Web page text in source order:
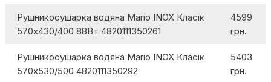
Рушникосушарка водяна Mario INOX Класік
570х430/400 88Вт 4820111350261
4599
грн.
Рушникосушарка водяна Mario INOX Класік
570х530/500 4820111350292
5403
грн.